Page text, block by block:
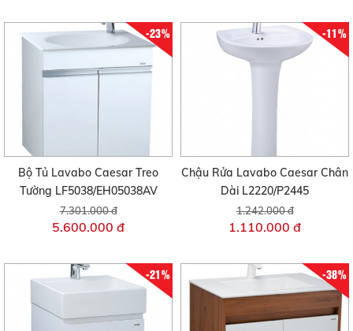
-23%
Bộ Tủ Lavabo Caesar Treo
Tường LF5038/EH05038AV
7.301.000 đ
5.600.000 đ
-11%
Chậu Rửa Lavabo Caesar Chân
Dài L2220/P2445
1.242.000 đ
1.110.000 đ
-21% -38%